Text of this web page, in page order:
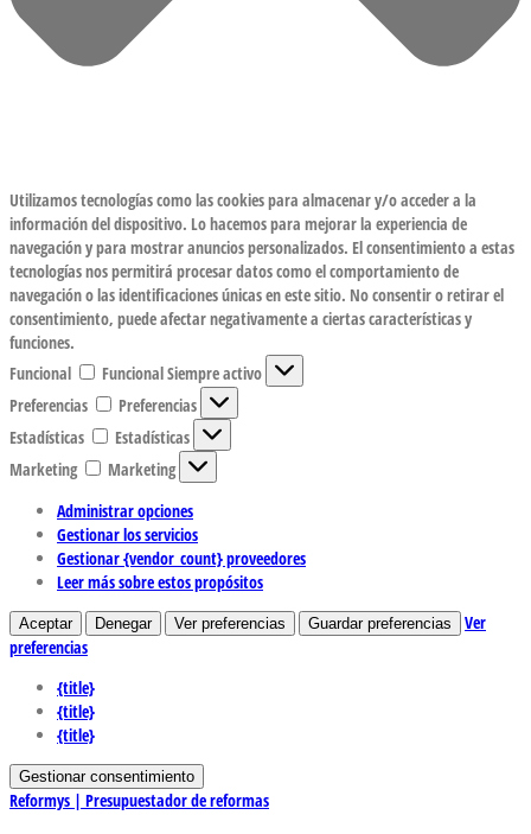
Utilizamos tecnologías como las cookies para almacenar y/o acceder a la
información del dispositivo. Lo hacemos para mejorar la experiencia de
navegación y para mostrar anuncios personalizados. El consentimiento a estas
tecnologías nos permitirá procesar datos como el comportamiento de
navegación o las identificaciones únicas en este sitio. No consentir o retirar el
consentimiento, puede afectar negativamente a ciertas características y
funciones.
Funcional
FuncionalSiempre activo
Preferencias
Preferencias
Estadísticas
Estadísticas
Marketing
Marketing
Administrar opciones
Gestionar los servicios
Gestionar {vendor_count} proveedores
Leer más sobre estos propósitos
Aceptar Denegar Ver preferencias Guardar preferencias
Ver
preferencias
{title}
{title}
{title}
Gestionar consentimiento
Reformys | Presupuestador de reformas